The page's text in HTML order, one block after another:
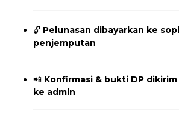
🔓 Pelunasan dibayarkan ke
penjemputan
📲 Konfirmasi & bukti DP
ke admin